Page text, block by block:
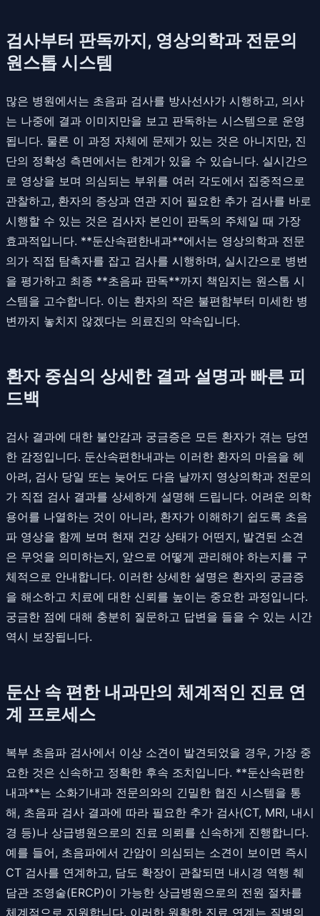
검사부터 판독까지, 영상의학과 전문의
원스톱 시스템
많은 병원에서는 초음파 검사를 방사선사가 시행하고, 의사
는 나중에 결과 이미지만을 보고 판독하는 시스템으로 운영
됩니다. 물론 이 과정 자체에 문제가 있는 것은 아니지만, 진
단의 정확성 측면에서는 한계가 있을 수 있습니다. 실시간으
로 영상을 보며 의심되는 부위를 여러 각도에서 집중적으로
관찰하고, 환자의 증상과 연관 지어 필요한 추가 검사를 바로
시행할 수 있는 것은 검사자 본인이 판독의 주체일 때 가장
효과적입니다. **둔산속편한내과**에서는 영상의학과 전문
의가 직접 탐촉자를 잡고 검사를 시행하며, 실시간으로 병변
을 평가하고 최종 **초음파 판독**까지 책임지는 원스톱 시
스템을 고수합니다. 이는 환자의 작은 불편함부터 미세한 병
변까지 놓치지 않겠다는 의료진의 약속입니다.
환자 중심의 상세한 결과 설명과 빠른 피
드백
검사 결과에 대한 불안감과 궁금증은 모든 환자가 겪는 당연
한 감정입니다. 둔산속편한내과는 이러한 환자의 마음을 헤
아려, 검사 당일 또는 늦어도 다음 날까지 영상의학과 전문의
가 직접 검사 결과를 상세하게 설명해 드립니다. 어려운 의학
용어를 나열하는 것이 아니라, 환자가 이해하기 쉽도록 초음
파 영상을 함께 보며 현재 건강 상태가 어떤지, 발견된 소견
은 무엇을 의미하는지, 앞으로 어떻게 관리해야 하는지를 구
체적으로 안내합니다. 이러한 상세한 설명은 환자의 궁금증
을 해소하고 치료에 대한 신뢰를 높이는 중요한 과정입니다.
궁금한 점에 대해 충분히 질문하고 답변을 들을 수 있는 시간
역시 보장됩니다.
둔산 속 편한 내과만의 체계적인 진료 연
계 프로세스
복부 초음파 검사에서 이상 소견이 발견되었을 경우, 가장 중
요한 것은 신속하고 정확한 후속 조치입니다. **둔산속편한
내과**는 소화기내과 전문의와의 긴밀한 협진 시스템을 통
해, 초음파 검사 결과에 따라 필요한 추가 검사(CT, MRI, 내시
경 등)나 상급병원으로의 진료 의뢰를 신속하게 진행합니다.
예를 들어, 초음파에서 간암이 의심되는 소견이 보이면 즉시
CT 검사를 연계하고, 담도 확장이 관찰되면 내시경 역행 췌
담관 조영술(ERCP)이 가능한 상급병원으로의 전원 절차를
체계적으로 지원합니다. 이러한 원활한 진료 연계는 질병의